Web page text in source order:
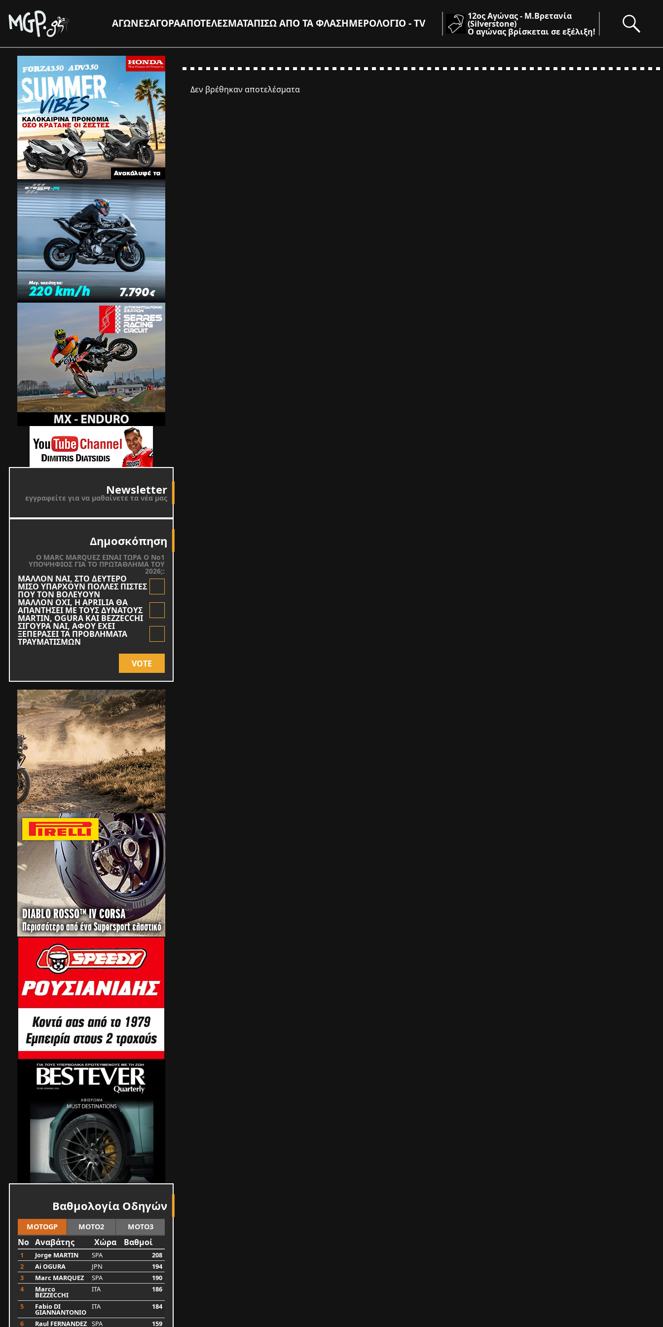
ΑΓΩΝΕΣΑΓΟΡΑΑΠΟΤΕΛΕΣΜΑΤΑΠΙΣΩ ΑΠΟ ΤΑ ΦΛΑΣΗΜΕΡΟΛΟΓΙΟ - TV
12ος Αγώνας - Μ.Βρετανία
(Silverstone)
Ο αγώνας βρίσκεται σε εξέλιξη!
Newsletter
εγγραφείτε για να μαθαίνετε τα νέα μας
Δημοσκόπηση
O MARC MARQUEZ ΕΙΝΑΙ ΤΩΡΑ Ο Νο1
ΥΠΟΨΗΦΙΟΣ ΓΙΑ ΤΟ ΠΡΩΤΑΘΛΗΜΑ ΤΟΥ
2026;:
ΜΑΛΛΟΝ ΝΑΙ, ΣΤΟ ΔΕΥΤΕΡΟ
ΜΙΣΟ ΥΠΑΡΧΟΥΝ ΠΟΛΛΕΣ ΠΙΣΤΕΣ
ΠΟΥ ΤΟΝ ΒΟΛΕΥΟΥΝ
ΜΑΛΛΟΝ ΟΧΙ, Η APRILIA ΘΑ
ΑΠΑΝΤΗΣΕΙ ΜΕ ΤΟΥΣ ΔΥΝΑΤΟΥΣ
MARTIN, OGURA KAI BEZZECCHI
ΣΙΓΟΥΡΑ ΝΑΙ, ΑΦΟΥ ΕΧΕΙ
ΞΕΠΕΡΑΣΕΙ ΤΑ ΠΡΟΒΛΗΜΑΤΑ
ΤΡΑΥΜΑΤΙΣΜΩΝ
VOTE
Δεν βρέθηκαν αποτελέσματα
Βαθμολογία Οδηγών
MOTOGP MOTO2 MOTO3
No Αναβάτης Χώρα Βαθμοί
1 Jorge MARTIN SPA
208
2
Ai OGURA JPN
194
3
Marc MARQUEZ SPA
190
4
Marco
BEZZECCHI
ITA
186
5
Fabio DI
GIANNANTONIO
ITA
184
6
Raul FERNANDEZ SPA 159